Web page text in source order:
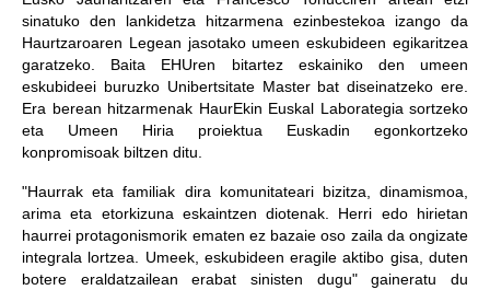
sinatuko den lankidetza hitzarmena ezinbestekoa izango da
Haurtzaroaren Legean jasotako umeen eskubideen egikaritzea
garatzeko. Baita EHUren bitartez eskainiko den umeen
eskubideei buruzko Unibertsitate Master bat diseinatzeko ere.
Era berean hitzarmenak HaurEkin Euskal Laborategia sortzeko
eta Umeen Hiria proiektua Euskadin egonkortzeko
konpromisoak biltzen ditu.
"Haurrak eta familiak dira komunitateari bizitza, dinamismoa,
arima eta etorkizuna eskaintzen diotenak. Herri edo hirietan
haurrei protagonismorik ematen ez bazaie oso zaila da ongizate
integrala lortzea. Umeek, eskubideen eragile aktibo gisa, duten
botere eraldatzailean erabat sinisten dugu" gaineratu du